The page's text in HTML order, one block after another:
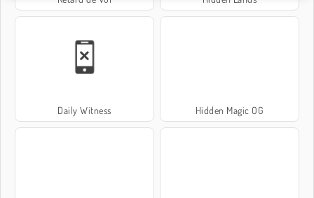
Daily Witness Hidden Magic OG